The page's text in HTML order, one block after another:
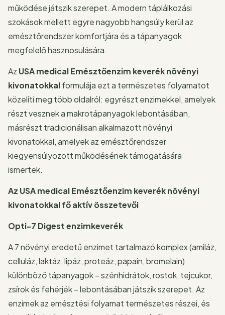
működése játszik szerepet. A modern táplálkozási
szokások mellett egyre nagyobb hangsúly kerül az
emésztőrendszer komfortjára és a tápanyagok
megfelelő hasznosulására.
Az USA medical Emésztőenzim keverék növényi
kivonatokkalformulája ezt a természetes folyamatot
közelíti meg több oldalról: egyrészt enzimekkel, amelyek
részt vesznek a makrotápanyagok lebontásában,
másrészt tradicionálisan alkalmazott növényi
kivonatokkal, amelyek az emésztőrendszer
kiegyensúlyozott működésének támogatására
ismertek.
Az USA medical Emésztőenzim keverék növényi
kivonatokkalfő aktív összetevői
Opti-7 Digest enzimkeverék
A 7 növényi eredetű enzimet tartalmazó komplex (amiláz,
celluláz, laktáz, lipáz, proteáz, papain, bromelain)
különböző tápanyagok – szénhidrátok, rostok, tejcukor,
zsírok és fehérjék – lebontásában játszik szerepet. Az
enzimek az emésztési folyamat természetes részei, és